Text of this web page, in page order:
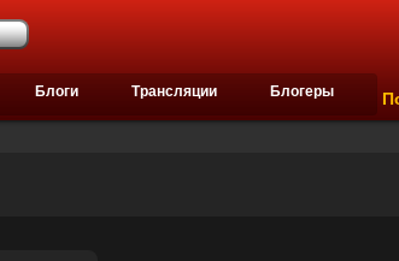
Блоги Трансляции Блогеры